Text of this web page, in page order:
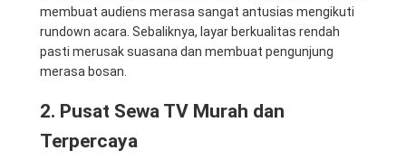
membuat audiens merasa sangat antusias mengikuti
rundown acara. Sebaliknya, layar berkualitas rendah
pasti merusak suasana dan membuat pengunjung
merasa bosan.
2. Pusat Sewa TV Murah dan
Terpercaya